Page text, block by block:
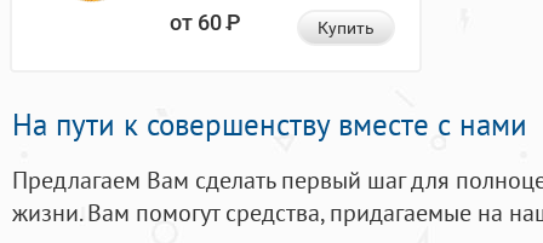
от 60Р Купить
На пути к совершенству вместе с нами
Предлагаем Вам сделать первый шаг для
жизни. Вам помогут средства, придагаемые на